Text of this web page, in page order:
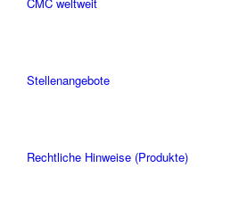
CMC weltweit
Stellenangebote
Rechtliche Hinweise (Produkte)